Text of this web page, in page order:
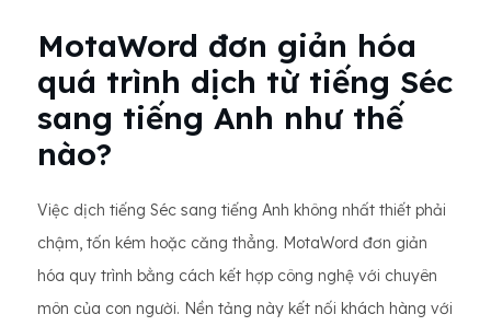
MotaWord đơn giản hóa
quá trình dịch từ tiếng Séc
sang tiếng Anh như thế
nào?
Việc dịch tiếng Séc sang tiếng Anh không nhất thiết phải
chậm, tốn kém hoặc căng thẳng. MotaWord đơn giản
hóa quy trình bằng cách kết hợp công nghệ với chuyên
môn của con người. Nền tảng này kết nối khách hàng với